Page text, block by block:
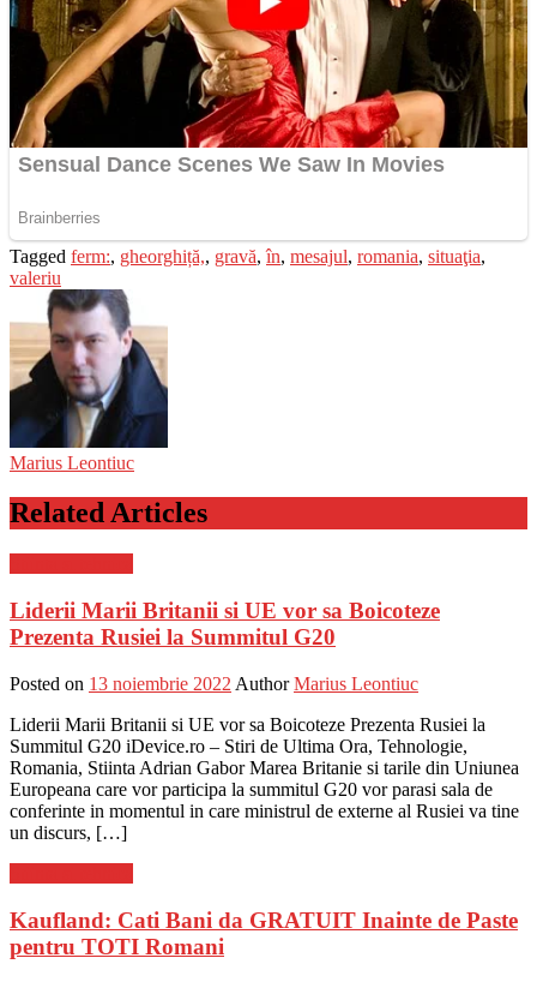
Tagged ferm:, gheorghiță,, gravă,în, mesajul, romania, situaţia,
valeriu
Marius Leontiuc
Related Articles
Liderii Marii Britanii si UE vor sa Boicoteze
Prezenta Rusiei la Summitul G20
Posted on 13 noiembrie 2022 Author Marius Leontiuc
Liderii Marii Britanii si UE vor sa Boicoteze Prezenta Rusiei la
Summitul G20 iDevice.ro – Stiri de Ultima Ora, Tehnologie,
Romania, Stiinta Adrian Gabor Marea Britanie si tarile din Uniunea
Europeana care vor participa la summitul G20 vor parasi sala de
conferinte in momentul in care ministrul de externe al Rusiei va tine
un discurs, […]
Kaufland: Cati Bani da GRATUIT Inainte de Paste
pentru TOTI Romani